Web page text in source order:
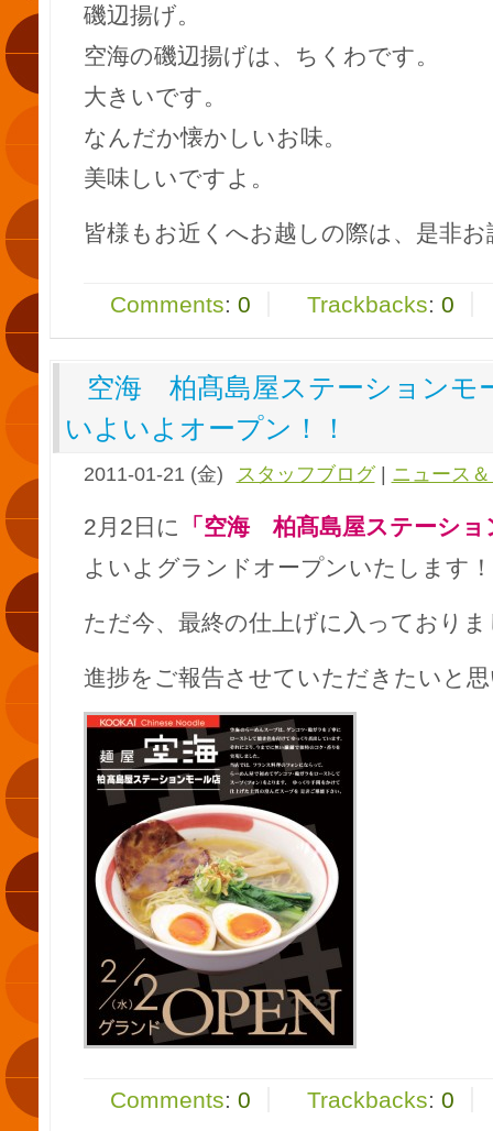
磯辺揚げ。
空海の磯辺揚げは、ちくわです。
大きいです。
なんだか懐かしいお味。
美味しいですよ。
皆様もお近くへお越しの際は、是非
Comments: 0 Trackbacks: 0
空海 柏髙島屋ステーション
いよいよオープン！！
2011-01-21 (金) スタッフブログ| ニュース
2月2日に
「空海 柏髙島屋ステーショ
よいよグランドオープンいたします
ただ今、最終の仕上げに入っており
進捗をご報告させていただきたいと
Comments: 0 Trackbacks: 0